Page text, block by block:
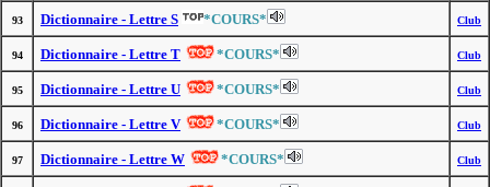
93 Dictionnaire - Lettre S *COURS* Club
94 Dictionnaire - Lettre T *COURS* Club
95 Dictionnaire - Lettre U *COURS* Club
96 Dictionnaire - Lettre V *COURS* Club
97 Dictionnaire - Lettre W *COURS* Club